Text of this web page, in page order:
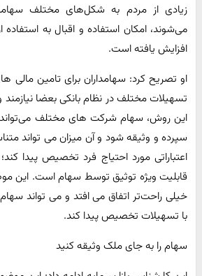
زیادی از مردم به شکل‌های مختلف
می‌شوند، امکان استفاده و اقبال به
افزایش یافته است.
او تصریح کرد: سهامداران برای تامین مالی
تسهیلات مختلف در نظام بانکی بعضا
این روش، سهام شرکت های مختلف
سپرده و وثیقه شود و آن میزان می تواند
اعتباراتی مورد احتیاج فرد تخصیص پیدا
قابلیت ویژه توثیق توسط سهام است. این
خیلی راحت‌تر اتفاق می افتد و می تواند
با تسهیلات تخصیص پیدا کند.
سهام را به جای ملک وثیقه کنید